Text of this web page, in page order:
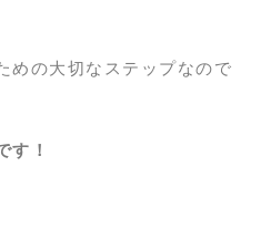
めの大切なステップなので
す！